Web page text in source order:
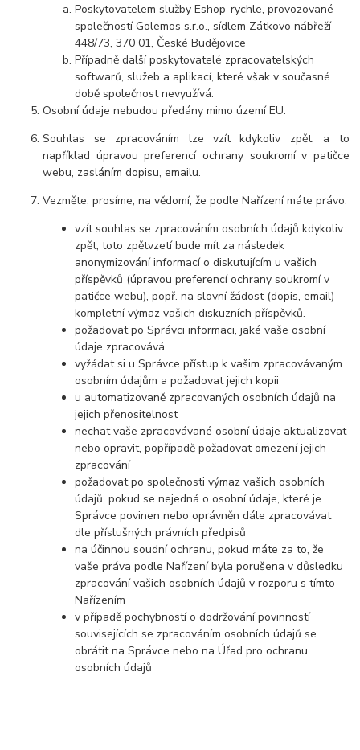
Poskytovatelem služby Eshop-rychle, provozované
společností Golemos s.r.o., sídlem Zátkovo nábřeží
448/73, 370 01, České Budějovice
Případně další poskytovatelé zpracovatelských
softwarů, služeb a aplikací, které však v současné
době společnost nevyužívá.
Osobní údaje nebudou předány mimo území EU.
Souhlas se zpracováním lze vzít kdykoliv zpět, a to
například úpravou preferencí ochrany soukromí v patičce
webu, zasláním dopisu, emailu.
Vezměte, prosíme, na vědomí, že podle Nařízení máte právo:
vzít souhlas se zpracováním osobních údajů kdykoliv
zpět, toto zpětvzetí bude mít za následek
anonymizování informací o diskutujícím u vašich
příspěvků (úpravou preferencí ochrany soukromí v
patičce webu), popř. na slovní žádost (dopis, email)
kompletní výmaz vašich diskuzních příspěvků.
požadovat po Správci informaci, jaké vaše osobní
údaje zpracovává
vyžádat si u Správce přístup k vašim zpracovávaným
osobním údajům a požadovat jejich kopii
u automatizovaně zpracovaných osobních údajů na
jejich přenositelnost
nechat vaše zpracovávané osobní údaje aktualizovat
nebo opravit, popřípadě požadovat omezení jejich
zpracování
požadovat po společnosti výmaz vašich osobních
údajů, pokud se nejedná o osobní údaje, které je
Správce povinen nebo oprávněn dále zpracovávat
dle příslušných právních předpisů
na účinnou soudní ochranu, pokud máte za to, že
vaše práva podle Nařízení byla porušena v důsledku
zpracování vašich osobních údajů v rozporu s tímto
Nařízením
v případě pochybností o dodržování povinností
souvisejících se zpracováním osobních údajů se
obrátit na Správce nebo na Úřad pro ochranu
osobních údajů